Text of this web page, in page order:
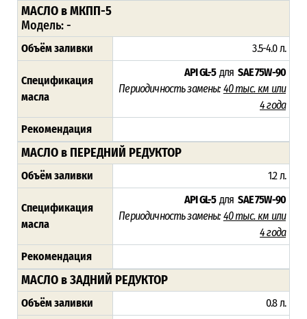
МАСЛО в МКПП-5
Модель: -
Объём заливки 3.5-4.0 л.
Спецификация
масла
API GL-5 дляSAE 75W-90
Периодичность замены: 40 тыс. км или
4 года
Рекомендация
МАСЛО в ПЕРЕДНИЙ РЕДУКТОР
Объём заливки 1.2 л.
Спецификация
масла
API GL-5 дляSAE 75W-90
Периодичность замены: 40 тыс. км или
4 года
Рекомендация
МАСЛО в ЗАДНИЙ РЕДУКТОР
Объём заливки 0.8 л.